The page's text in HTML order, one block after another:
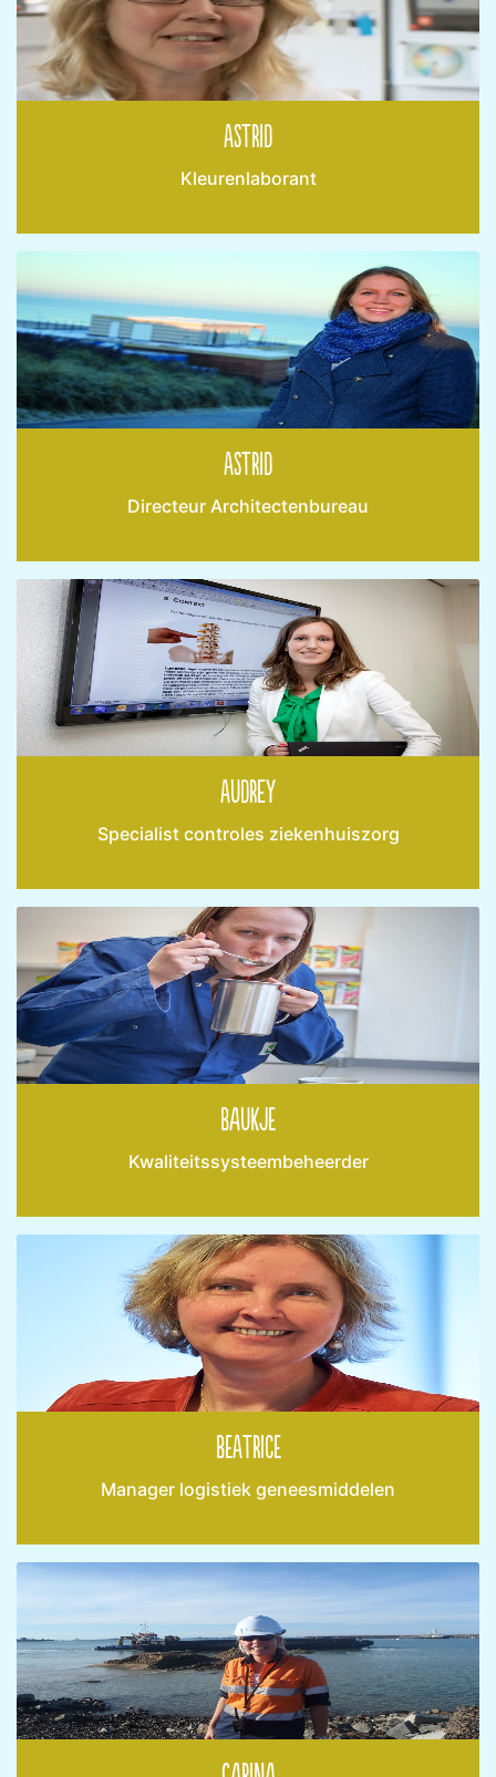
Astrid
Kleurenlaborant
Astrid
Directeur Architectenbureau
Audrey
Specialist controles ziekenhuiszorg
Baukje
Kwaliteitssysteembeheerder
Beatrice
Manager logistiek geneesmiddelen